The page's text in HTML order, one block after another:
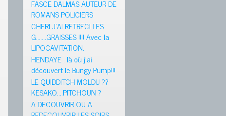
FASCE DALMAS AUTEUR DE
ROMANS POLICIERS
CHERI J’AI RETRECI LES
G…….GRAISSES !!!! Avec la
LIPOCAVITATION.
HENDAYE , là où j’ai
découvert le Bungy Pump!!!
LE QUIDDITCH MOLDU ??
KESAKO….PITCHOUN ?
A DECOUVRIR OU A